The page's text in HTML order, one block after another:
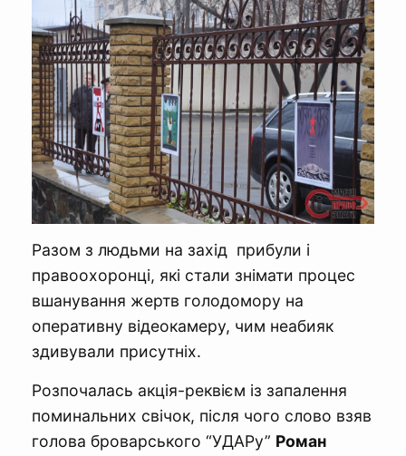
Разом з людьми на захід прибули і
правоохоронці, які стали знімати процес
вшанування жертв голодомору на
оперативну відеокамеру, чим неабияк
здивували присутніх.
Розпочалась акція-реквієм із запалення
поминальних свічок, після чого слово взяв
голова броварського “УДАРу” Роман